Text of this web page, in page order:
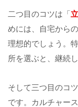
二つ目のコツは「
めには、自宅から
理想的でしょう。
所を選ぶと、継続
そして三つ目のコツ
です。カルチャー